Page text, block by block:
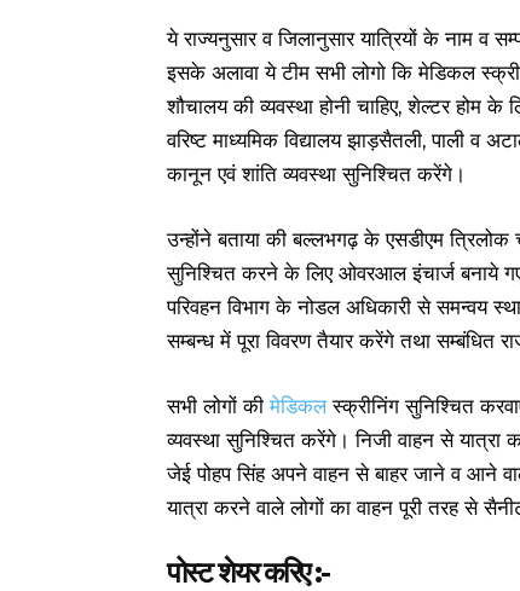
ये राज्यनुसार व जिलानुसार यात्रियों के नाम व
इसके अलावा ये टीम सभी लोगो कि मेडिकल
शौचालय की व्यवस्था होनी चाहिए, शेल्टर होम के
वरिष्ट माध्यमिक विद्यालय झाड़सैतली, पाली व
कानून एवं शांति व्यवस्था सुनिश्चित करेंगे।
उन्होंने बताया की बल्लभगढ़ के एसडीएम
सुनिश्चित करने के लिए ओवरआल इंचार्ज बनाये
परिवहन विभाग के नोडल अधिकारी से समन्वय
सम्बन्ध में पूरा विवरण तैयार करेंगे तथा सम्बंधित
सभी लोगों कीमेडिकलस्क्रीनिंग सुनिश्चित
व्यवस्था सुनिश्चित करेंगे। निजी वाहन से
जेई पोहप सिंह अपने वाहन से बाहर जाने व आने
यात्रा करने वाले लोगों का वाहन पूरी तरह से
पोस्ट शेयर करिए :-